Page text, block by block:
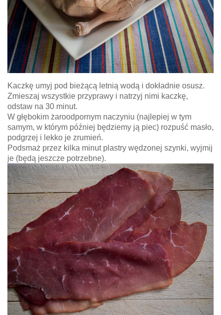
Kaczkę umyj pod bieżącą letnią wodą i dokładnie osusz.
Zmieszaj wszystkie przyprawy i natrzyj nimi kaczkę,
odstaw na 30 minut.
W głębokim żaroodpornym naczyniu (najlepiej w tym
samym, w którym później będziemy ją piec) rozpuść masło,
podgrzej i lekko je zrumień.
Podsmaż przez kilka minut plastry wędzonej szynki, wyjmij
je (będą jeszcze potrzebne).